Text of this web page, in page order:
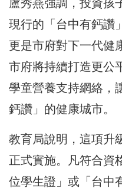
盧秀燕強調，投資孩
現行的「台中有鈣讚
更是市府對下一代健
市府將持續打造更公
學童營養支持網絡，
鈣讚」的健康城市。
教育局說明，這項升
正式實施。凡符合資
位學生證」或「台中